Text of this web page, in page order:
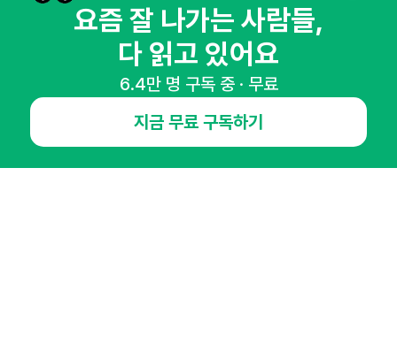
경기도 성남시 분당구 대왕판교로645번길 16
대표 : 심도섭
사업자등록번호 : 144-81-27690(
사업자정보확인)
통신판매업신고번호 : 2014-경기성남-1023
서비스•광고 문의 :1800-2198
openads@openads.co.kr
이용약관개인정보처리방침
요즘 잘 나가는 사람들,
다 읽고 있어요
6.4만 명 구독 중 · 무료
지금 무료 구독하기